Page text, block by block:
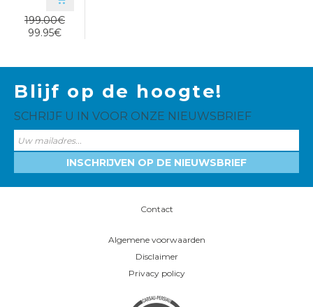
199.00€
99.95€
Blijf op de hoogte!
SCHRIJF U IN VOOR ONZE NIEUWSBRIEF
INSCHRIJVEN OP DE NIEUWSBRIEF
Contact
Algemene voorwaarden
Disclaimer
Privacy policy